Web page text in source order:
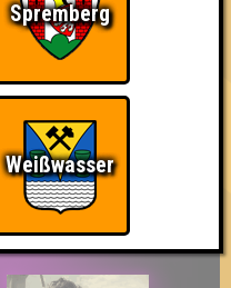
Streber
Bin ich schon drin?
Spremberg
Weißwasser